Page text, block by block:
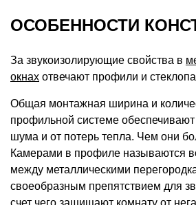
ОСОБЕННОСТИ
За звукоизолирующие свойства в
окнах отвечают профили и
Общая монтажная ширина и
профильной системе обеспечивают
шума и от потерь тепла. Чем они
Камерами в профиле называются
между металлическими
своеобразным препятствием для